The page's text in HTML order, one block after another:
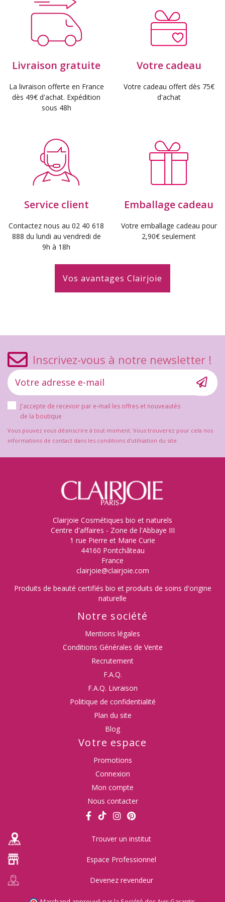
Livraison gratuite
La livraison offerte en France
dès 49€ d'achat. Expédition
sous 48h
Votre cadeau
Votre cadeau offert dès 75€
d'achat
Service client
Contactez nous au 02 40 618
888 du lundi au vendredi de
9h à 18h
Emballage cadeau
Votre emballage cadeau pour
2,90€ seulement
Vos avantages Clairjoie
Inscrivez-vous à notre newsletter !
J'accepte de recevoir par e-mail les offres et nouveautés
de la boutique
Vous pouvez vous désinscrire à tout moment. Vous trouverez pour cela nos
informations de contact dans les conditions d'utilisation du site.
Clairjoie Cosmétiques bio et naturels
Centre d'affaires - Zone de l'Abbaye III
1 rue Pierre et Marie Curie
44160 Pontchâteau
France
clairjoie@clairjoie.com
Produits de beauté certifiés bio et produits de soins d'origine
naturelle
Notre société
Mentions légales
Conditions Générales de Vente
Recrutement
F.A.Q.
F.A.Q. Livraison
Politique de confidentialité
Plan du site
Blog
Votre espace
Promotions
Connexion
Mon compte
Nous contacter
Trouver un institut
Espace Professionnel
Devenez revendeur